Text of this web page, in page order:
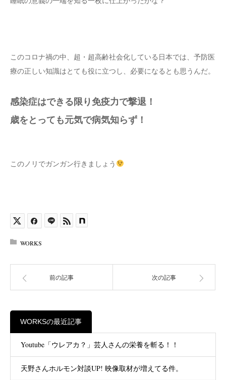
このコロナ禍の中、超・超高齢社会化している日本では、予防医
療の正しい知識はとても役に立つし、必要になるとも思うんだ。
感染症はできる限り免疫力で撃退！
歳をとっても元気で病気知らず！
このノリでガンガン行きましょう
WORKS
前の記事 次の記事
WORKSの最近記事
Youtube「ウレアカ？」芸人さんの栄養を斬る！！
天野さんホルモン対談UP! 映像取材が増えてる件。